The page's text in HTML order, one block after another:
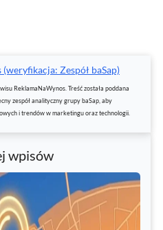
wpisów
Zespół baSap)
ReklamaNaWynos. Treść została poddana
zespół analityczny grupy baSap, aby
i trendów w marketingu oraz technologii.